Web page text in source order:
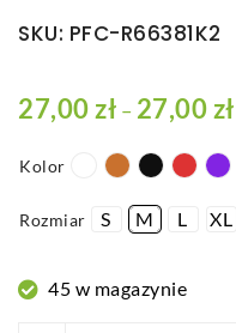
SKU: PFC-R66381K2
27,00 zł – 27,00 złZ
Kolor
Rozmiar S M L XL
45 w magazynie
Alternative: